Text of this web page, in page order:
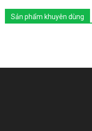
Sản phẩm khuyên dùng